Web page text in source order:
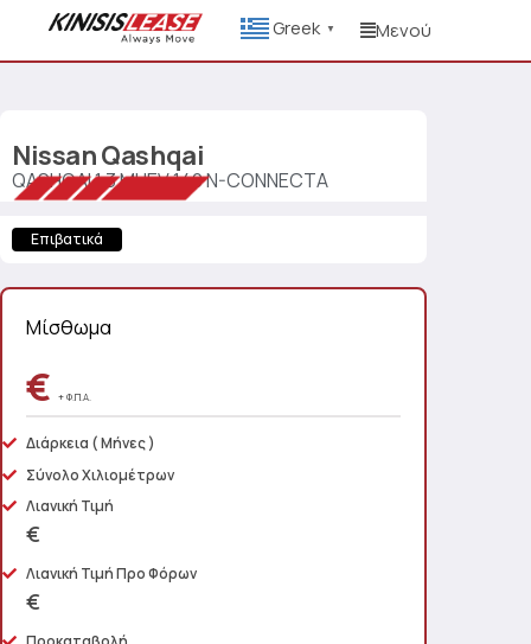
Greek ▼ Μενού
NissanQashqai
QASHQAI 1.3 MHEV 140 N-CONNECTA
Επιβατικά
Μίσθωμα
€ + Φ.Π.Α.
Διάρκεια ( Μήνες )
Σύνολο Χιλιομέτρων
Λιανική Τιμή
€
Λιανική Τιμή Προ Φόρων
€